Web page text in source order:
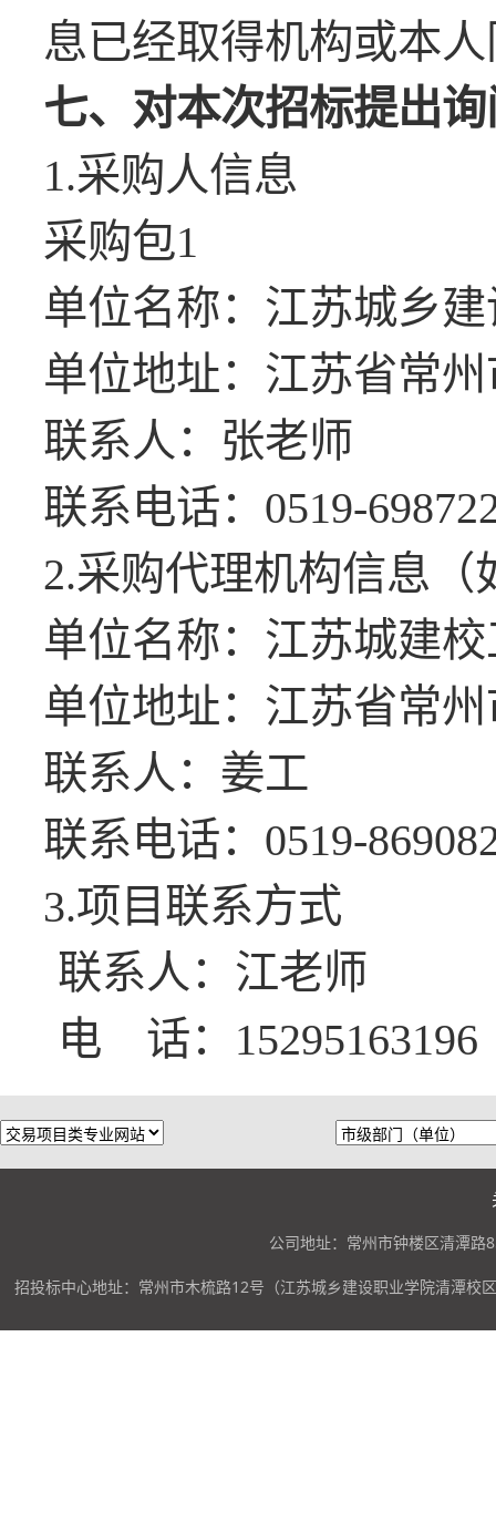
息已经取得机构或本
七、对本次招标提出
1.采购人信息
采购包1
单位名称：江苏城乡
单位地址：江苏省常
联系人：张老师
联系电话： 0519-
2.采购代理机构信息（
单位名称：江苏城建
单位地址：江苏省常
联系人：姜工
联系电话： 0519-
3.项目联系方式
联系人：江老师
电 话： 15295163196
公司地址：常州市钟楼区清潭路
招投标中心地址：常州市木梳路12号（江苏城乡建设职业学院清潭校